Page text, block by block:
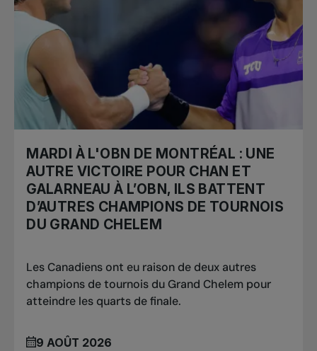
MARDI À L'OBN DE MONTRÉAL : UNE
AUTRE VICTOIRE POUR CHAN ET
GALARNEAU À L’OBN, ILS BATTENT
D’AUTRES CHAMPIONS DE TOURNOIS
DU GRAND CHELEM
Les Canadiens ont eu raison de deux autres
champions de tournois du Grand Chelem pour
atteindre les quarts de finale.
9 AOÛT 2026